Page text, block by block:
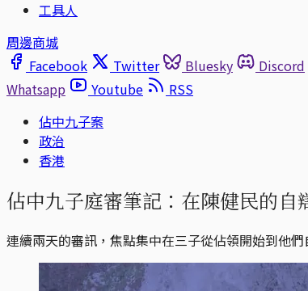
工具人
周邊商城
Facebook
Twitter Bluesky Discord
Whatsapp
Youtube
RSS
佔中九子案
政治
香港
佔中九子庭審筆記：在陳健民的自
連續兩天的審訊，焦點集中在三子從佔領開始到他